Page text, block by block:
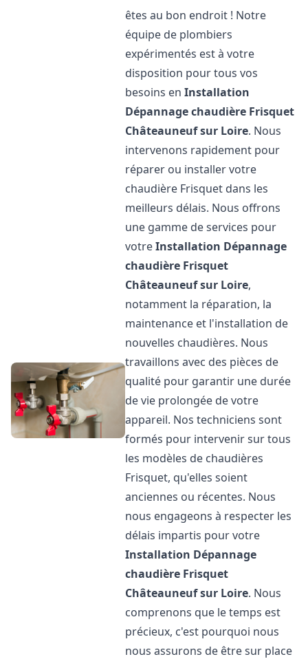
êtes au bon endroit ! Notre
équipe de plombiers
expérimentés est à votre
disposition pour tous vos
besoins enInstallation
Dépannage chaudière Frisquet
Châteauneuf sur Loire. Nous
intervenons rapidement pour
réparer ou installer votre
chaudière Frisquet dans les
meilleurs délais. Nous offrons
une gamme de services pour
votreInstallation Dépannage
chaudière Frisquet
Châteauneuf sur Loire,
notamment la réparation, la
maintenance et l'installation de
nouvelles chaudières. Nous
travaillons avec des pièces de
qualité pour garantir une durée
de vie prolongée de votre
appareil. Nos techniciens sont
formés pour intervenir sur tous
les modèles de chaudières
Frisquet, qu'elles soient
anciennes ou récentes. Nous
nous engageons à respecter les
délais impartis pour votre
Installation Dépannage
chaudière Frisquet
Châteauneuf sur Loire. Nous
comprenons que le temps est
précieux, c'est pourquoi nous
nous assurons de être sur place